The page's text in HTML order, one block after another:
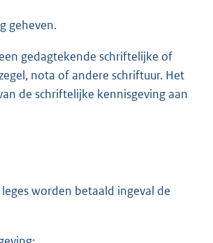
geheven.
gedagtekende schriftelijke of
nota of andere schriftuur. Het
de schriftelijke kennisgeving aan
worden betaald ingeval de